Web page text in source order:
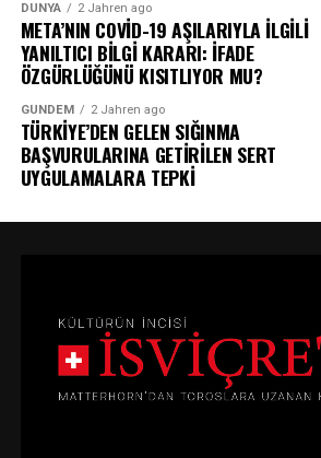
DÜNYA 2 Jahren ago
META’NIN COVİD-19 AŞILARIYLA İLGİLİ
YANILTICI BİLGİ KARARI: İFADE
ÖZGÜRLÜĞÜNÜ KISITLIYOR MU?
GÜNDEM 2 Jahren ago
TÜRKİYE’DEN GELEN SIĞINMA
BAŞVURULARINA GETİRİLEN SERT
UYGULAMALARA TEPKİ